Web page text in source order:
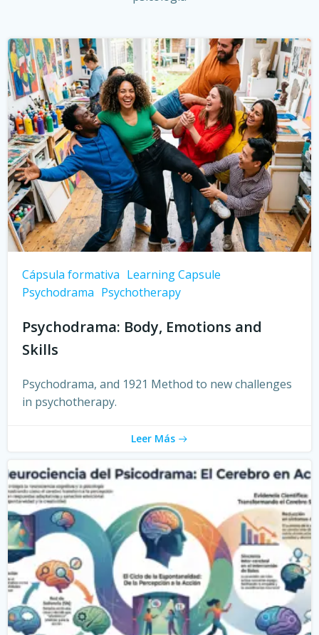
Cápsula formativa Learning Capsule
Psychodrama Psychotherapy
Psychodrama: Body, Emotions and
Skills
Psychodrama, and 1921 Method to new challenges
in psychotherapy.
Leer Más